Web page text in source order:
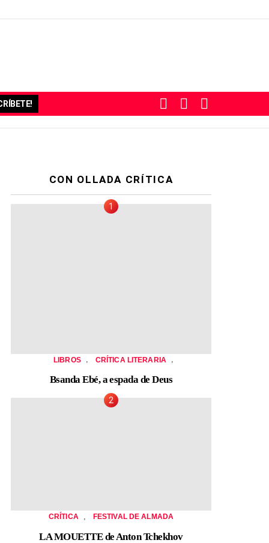
SWITCH
SKIN
BUSCAR
CON OLLADA CRÍTICA
LIBROS , CRÍTICA LITERARIA ,
Bsanda Ebé, a espada de Deus
CRÍTICA FESTIVAL DE ALMADA
LA MOUETTE de Anton Tchekhov